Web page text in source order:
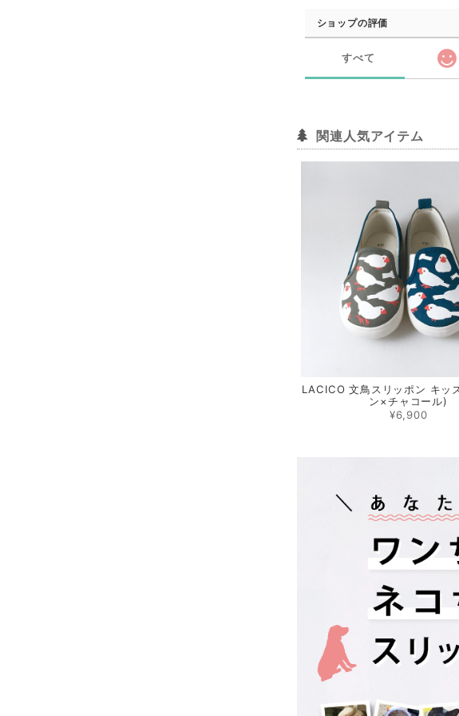
ショップの評価
すべて
関連人気アイテム
LACICO 文鳥スリッポン キッ
ン×チャコール)
¥6,900